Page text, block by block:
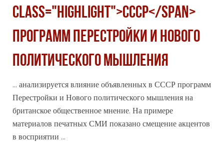
class="highlight">СССР</span>
ПРОГРАММ ПЕРЕСТРОЙКИ И НОВОГО
ПОЛИТИЧЕСКОГО МЫШЛЕНИЯ
... анализируется влияние объявленных в СССР программ
Перестройки и Нового политического мышления на
британское общественное мнение. На примере
материалов печатных СМИ показано смещение акцентов
в восприятии ...